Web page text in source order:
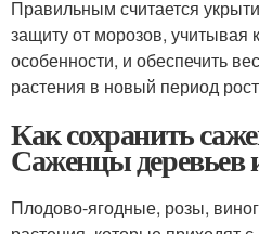
Правильным считается
защиту от морозов, учитывая
особенности, и обеспечить
растения в новый период
Как сохранить
Саженцы деревьев
Плодово-ягодные, розы,